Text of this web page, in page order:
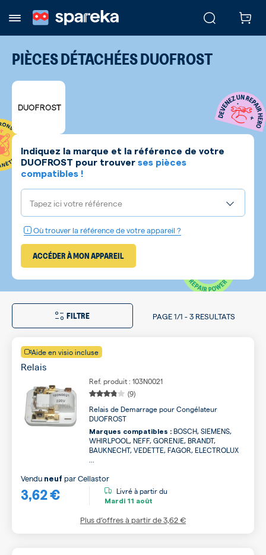
PIÈCES DÉTACHÉESDUOFROST
Indiquez la marque et la référence de votre
DUOFROST pour trouver ses pièces
compatibles !
Tapez ici votre référence
Où trouver la référence de votre appareil ?
ACCÉDER À MON APPAREIL
FILTRE PAGE 1/1 -3 RESULTATS
Aide en visio incluse
Relais
Ref. produit : 103N0021
(9)
Relais de Demarrage pour Congélateur
DUOFROST
Marques compatibles : BOSCH, SIEMENS,
WHIRLPOOL, NEFF, GORENJE, BRANDT,
BAUKNECHT, VEDETTE, FAGOR, ELECTROLUX
3,62 €
Vendu neuf parCellastor
Livré à partir du
Mardi 11 août
Plus d’offres à partir de3,62 €